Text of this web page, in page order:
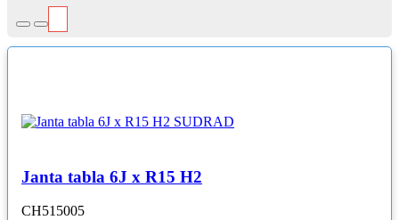
Janta tabla 6J x R15 H2
CH515005